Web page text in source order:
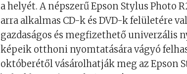
a helyét. A népszerű Epson Stylus Photo
arra alkalmas CD-k és DVD-k felületére
gazdaságos és megfizethető univerzális
képeik otthoni nyomtatására vágyó
októberétől vásárolhatják meg az Epson